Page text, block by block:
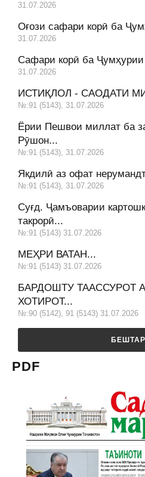
31.07.2026
Оғози сафари корӣ ба
31.07.2026
Сафари корӣ ба Ҷумҳурии
31.07.2026
ИСТИҚЛОЛ - САОДАТИ
№:91 (5143), 31.07.2026
Ёрии Пешвои миллат ба
Рӯшон...
№:91 (5143), 31.07.2026
Якдилӣ аз офат
№:91 (5143), 31.07.2026
Суғд. Ҷамъоварии
такрорӣ...
№:91 (5143) 31.07.2026
МЕҲРИ ВАТАН...
№:91 (5143) 31.07.2026
БАРДОШТУ ТААССУРОТ
ХОТИРОТ...
№:90 (5142), 91 (5143) 31.07.2026
БЕШТАР
PDF